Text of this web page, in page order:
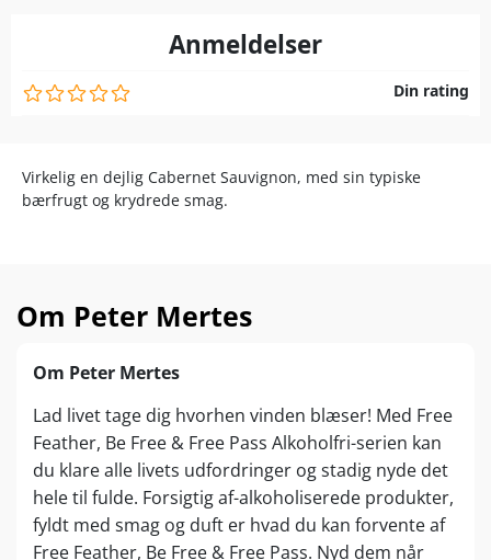
Anmeldelser
Din rating
Virkelig en dejlig Cabernet Sauvignon, med sin typiske
bærfrugt og krydrede smag.
Om Peter Mertes
Om Peter Mertes
Lad livet tage dig hvorhen vinden blæser! Med Free
Feather, Be Free & Free Pass Alkoholfri-serien kan
du klare alle livets udfordringer og stadig nyde det
hele til fulde. Forsigtig af-alkoholiserede produkter,
fyldt med smag og duft er hvad du kan forvente af
Free Feather, Be Free & Free Pass. Nyd dem når